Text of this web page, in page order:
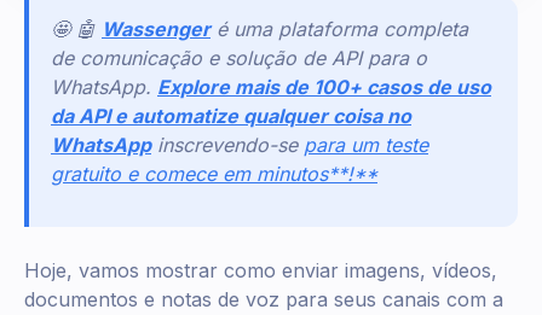
🤩 🤖 Wassengeré uma plataforma completa
de comunicação e solução de API para o
WhatsApp. Explore mais de 100+ casos de uso
da API e automatize qualquer coisa no
WhatsAppinscrevendo-se para um teste
gratuito e comece em minutos**!**
Hoje, vamos mostrar como enviar imagens, vídeos,
documentos e notas de voz para seus canais com a